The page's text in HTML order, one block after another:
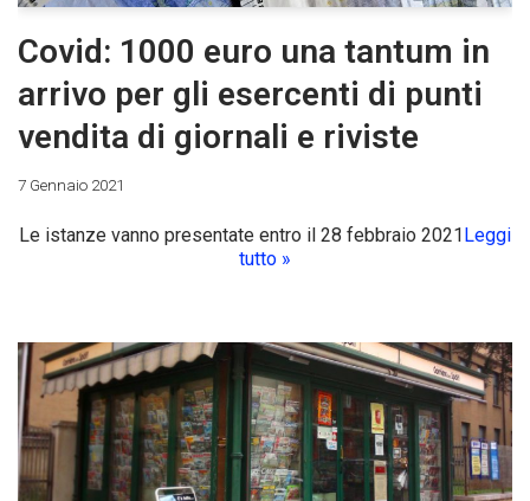
Covid: 1000 euro una tantum in
arrivo per gli esercenti di punti
vendita di giornali e riviste
7 Gennaio 2021
Le istanze vanno presentate entro il 28 febbraio 2021Leggi
tutto »